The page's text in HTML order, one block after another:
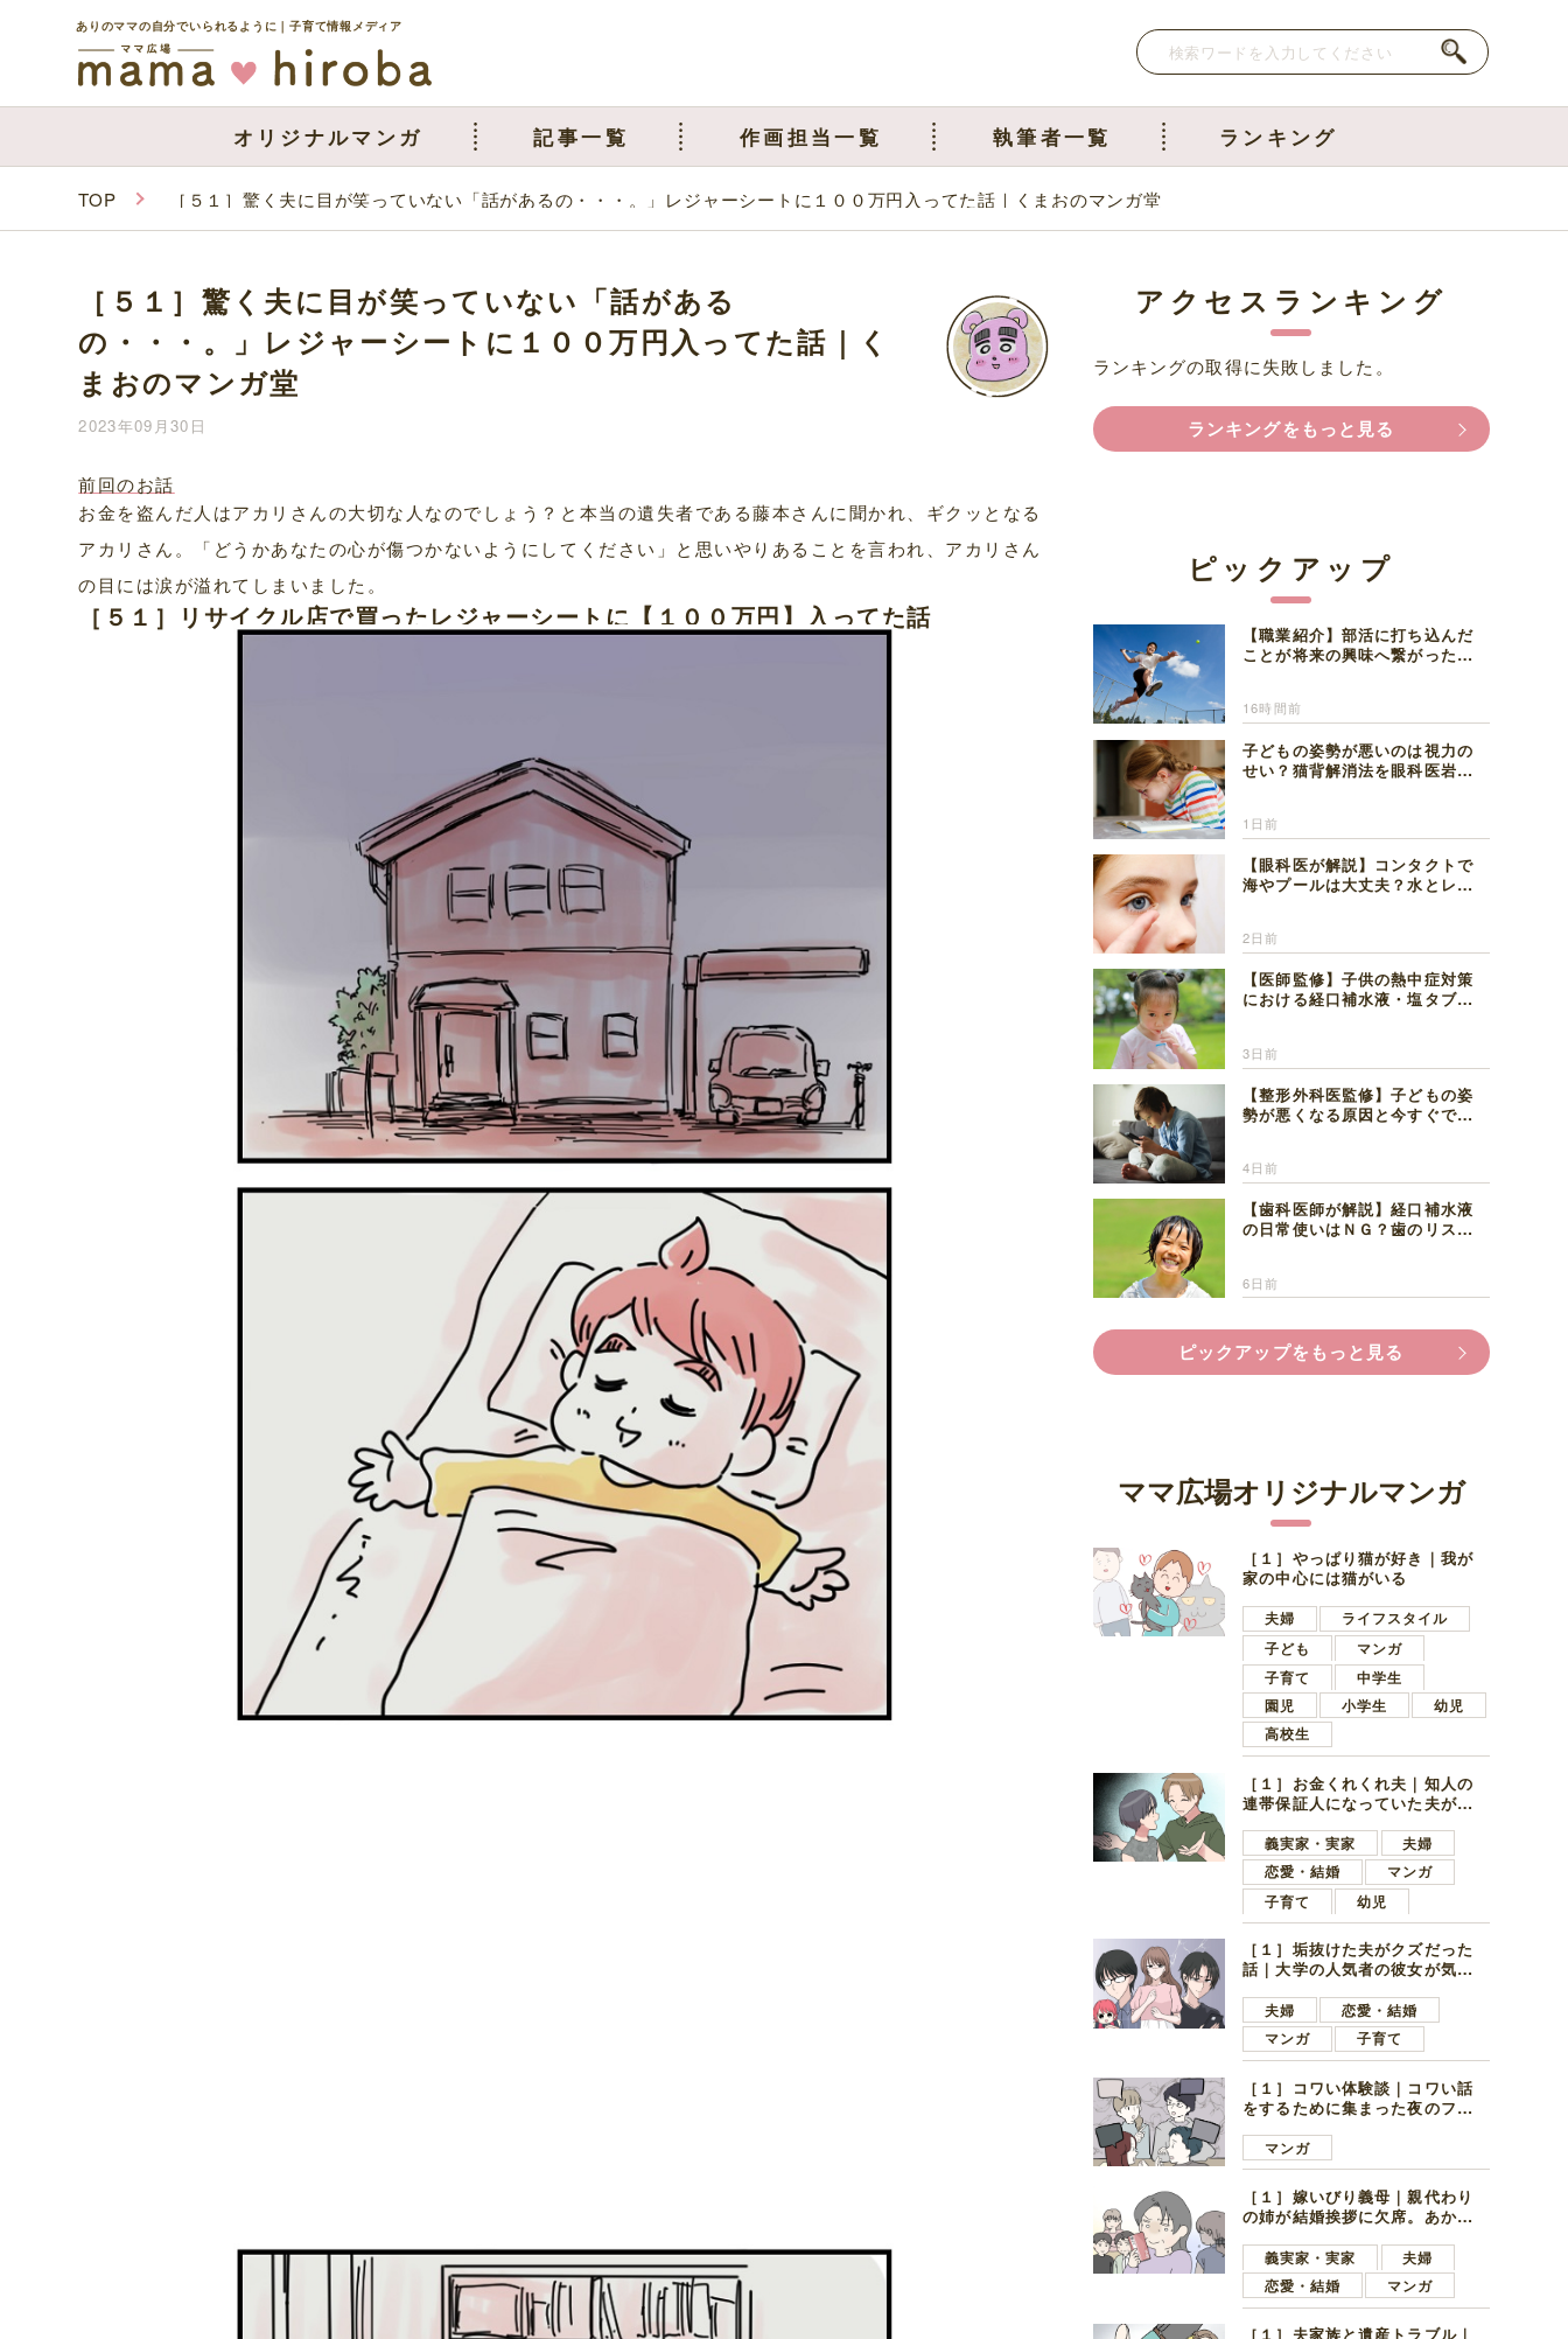
ありのママの自分でいられるように｜子育て情報メディア
オリジナルマンガ 記事一覧 作画担当一覧 執筆者一覧 ランキング
TOP ［５１］驚く夫に目が笑っていない「話があるの・・・。」レジャーシートに１００万円入ってた話｜くまおのマンガ堂
［５１］驚く夫に目が笑っていない「話がある
の・・・。」レジャーシートに１００万円入ってた話｜く
まおのマンガ堂
2023年09月30日
前回のお話
お金を盗んだ人はアカリさんの大切な人なのでしょう？と本当の遺失者である藤本さんに聞かれ、ギクッとなる
アカリさん。「どうかあなたの心が傷つかないようにしてください」と思いやりあることを言われ、アカリさん
の目には涙が溢れてしまいました。
［５１］リサイクル店で買ったレジャーシートに【１００万円】入ってた話
アクセスランキング
ランキングの取得に失敗しました。
ランキングをもっと見る
ピックアップ
【職業紹介】部活に打ち込んだ
ことが将来の興味へ繋がった。
16時間前
子どもの姿勢が悪いのは視力の
せい？猫背解消法を眼科医岩見
1日前
【眼科医が解説】コンタクトで
海やプールは大丈夫？水とレン
2日前
【医師監修】子供の熱中症対策
における経口補水液・塩タブレ
3日前
【整形外科医監修】子どもの姿
勢が悪くなる原因と今すぐでき
4日前
【歯科医師が解説】経口補水液
の日常使いはＮＧ？歯のリスク
6日前
ピックアップをもっと見る
ママ広場オリジナルマンガ
［１］やっぱり猫が好き｜我が
家の中心には猫がいる
夫婦
ライフスタイル
子ども
マンガ
子育て
中学生
園児
小学生
幼児
高校生
［１］お金くれくれ夫｜知人の
連帯保証人になっていた夫が家
言ってきた
義実家・実家
夫婦
恋愛・結婚
マンガ
子育て
幼児
［１］垢抜けた夫がクズだった
話｜大学の人気者の彼女が気に
子学生
夫婦
恋愛・結婚
マンガ
子育て
［１］コワい体験談｜コワい話
をするために集まった夜のファ
好きの男の子ママ
マンガ
［１］嫁いびり義母｜親代わり
の姉が結婚挨拶に欠席。あから
義実家・実家
夫婦
恋愛・結婚
マンガ
［１］夫家族と遺産トラブル｜